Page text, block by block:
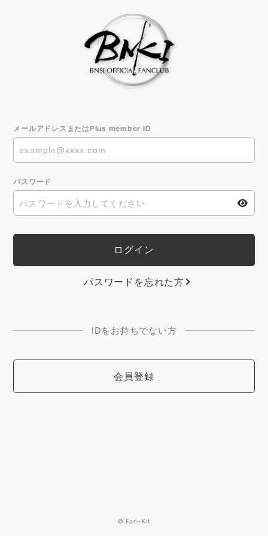
メールアドレスまたはPlus member ID
パスワード
パスワードを忘れた方
IDをお持ちでない方
会員登録
© Fan+Kit